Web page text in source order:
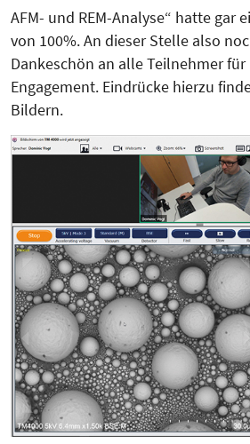
AFM- und REM-Analyse“ hatte gar
von 100%. An dieser Stelle also
Dankeschön an alle Teilnehmer
Engagement. Eindrücke hierzu
Bildern.